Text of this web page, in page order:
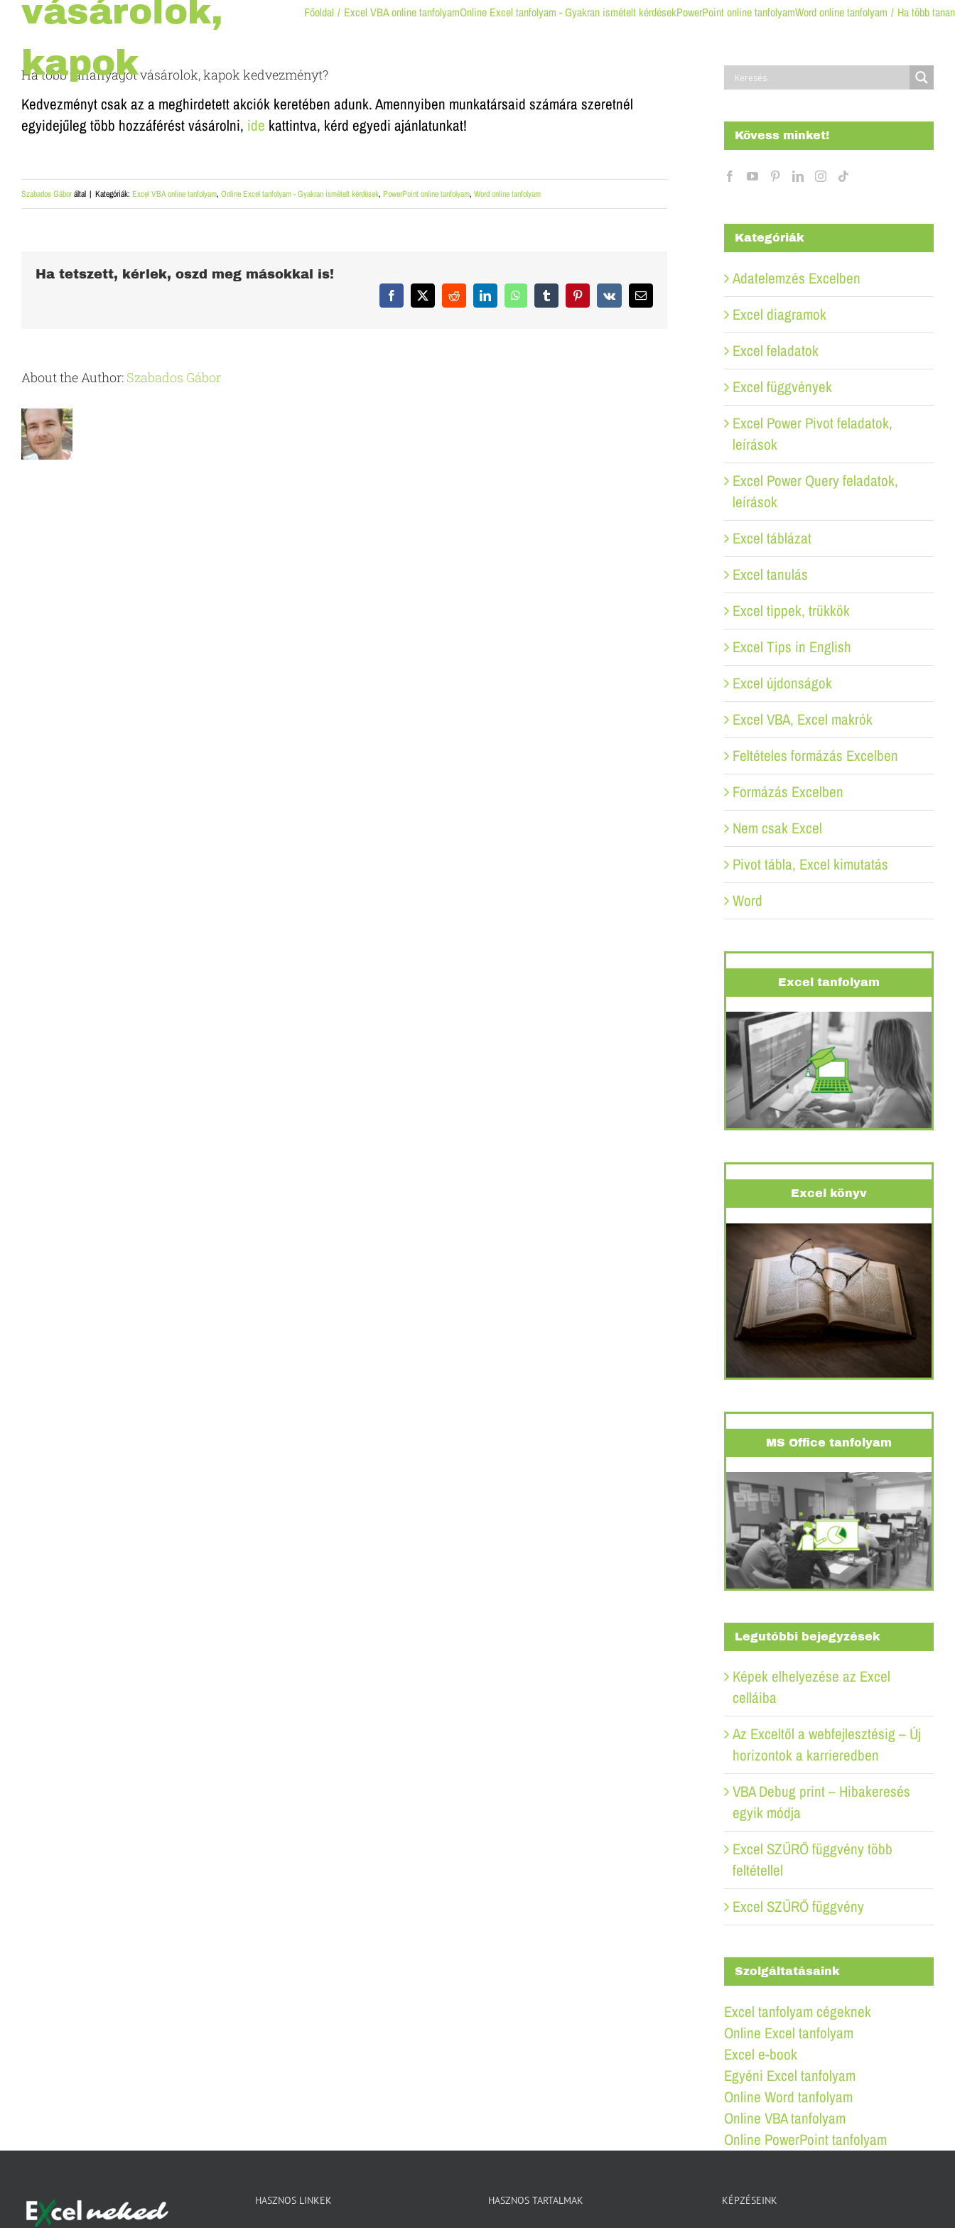
vásárolok,
kapok
kedvezményt?
Főoldal Excel VBA online tanfolyamOnline Excel tanfolyam - Gyakran ismételt kérdésekPowerPoint online tanfolyamWord online tanfolyam Ha több
Ha több tananyagot vásárolok, kapok kedvezményt?
Kedvezményt csak az a meghirdetett akciók keretében adunk. Amennyiben munkatársaid számára szeretnél
egyidejűleg több hozzáférést vásárolni, ide kattintva, kérd egyedi ajánlatunkat!
Szabados Gáboráltal | Kategóriák: Excel VBA online tanfolyam, Online Excel tanfolyam - Gyakran ismételt kérdések, PowerPoint online tanfolyam, Word online tanfolyam
Ha tetszett, kérlek, oszd meg másokkal is!
Facebook
X RedditLinkedInWhatsAppTumblrPinterest
Vk Email:
About the Author: Szabados Gábor
Kövess minket!
Kategóriák
Adatelemzés Excelben
Excel diagramok
Excel feladatok
Excel függvények
Excel Power Pivot feladatok,
leírások
Excel Power Query feladatok,
leírások
Excel táblázat
Excel tanulás
Excel tippek, trükkök
Excel Tips in English
Excel újdonságok
Excel VBA, Excel makrók
Feltételes formázás Excelben
Formázás Excelben
Nem csak Excel
Pivot tábla, Excel kimutatás
Word
Excel tanfolyam
Excel könyv
MS Office tanfolyam
Legutóbbi bejegyzések
Képek elhelyezése az Excel
celláiba
Az Exceltől a webfejlesztésig – Új
horizontok a karrieredben
VBA Debug print – Hibakeresés
egyik módja
Excel SZŰRŐ függvény több
feltétellel
Excel SZŰRŐ függvény
Szolgáltatásaink
Excel tanfolyam cégeknek
Online Excel tanfolyam
Excel e-book
Egyéni Excel tanfolyam
Online Word tanfolyam
Online VBA tanfolyam
Online PowerPoint tanfolyam
HASZNOS LINKEK HASZNOS TARTALMAK KÉPZÉSEINK